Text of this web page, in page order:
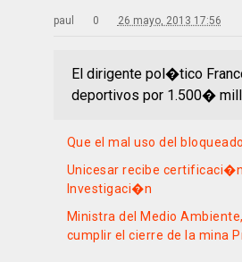
paul 0 26 mayo, 2013 17:56
El dirigente pol�tico
deportivos por 1.500�
Que el mal uso del
Unicesar recibe certificaci�n
Investigaci�n
Ministra del Medio
cumplir el cierre de la mina